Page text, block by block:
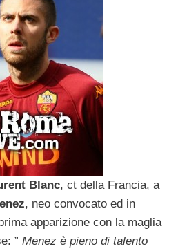
Blanc, ct della Francia, a
, neo convocato ed in
apparizione con la maglia
” Menez è pieno di talento